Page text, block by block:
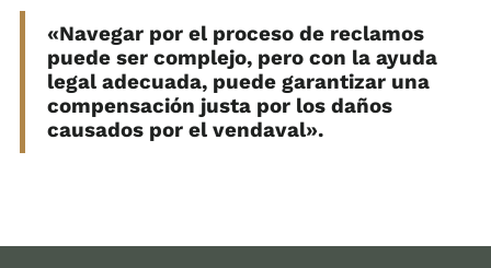
«Navegar por el proceso de reclamos
puede ser complejo, pero con la ayuda
legal adecuada, puede garantizar una
compensación justa por los daños
causados por el vendaval».